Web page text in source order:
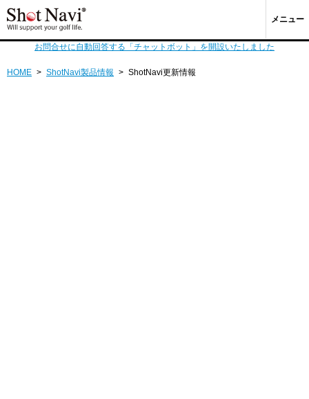
メニュー
お問合せに自動回答する「チャットボット」を開設いたしました
HOME > ShotNavi製品情報 > ShotNavi更新情報